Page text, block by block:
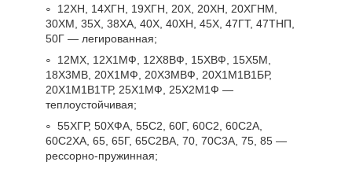
12ХН, 14ХГН, 19ХГН, 20Х, 20ХН, 20ХГНМ,
30ХМ, 35Х, 38ХА, 40Х, 40ХН, 45Х, 47ГТ, 47ТНП,
50Г — легированная;
12МХ, 12Х1МФ, 12Х8ВФ, 15ХВФ, 15Х5М,
18Х3МВ, 20Х1МФ, 20Х3МВФ, 20Х1М1В1БР,
20Х1М1В1ТР, 25Х1МФ, 25Х2М1Ф —
теплоустойчивая;
55ХГР, 50ХФА, 55С2, 60Г, 60С2, 60С2А,
60С2ХА, 65, 65Г, 65С2ВА, 70, 70С3А, 75, 85 —
рессорно-пружинная;